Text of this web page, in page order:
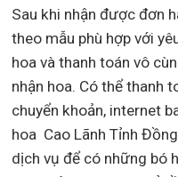
Sau khi nhận được đơn
theo mẫu phù hợp với
hoa và thanh toán vô
nhận hoa. Có thể thanh
chuyển khoản, internet
hoa Cao Lãnh Tỉnh
dịch vụ để có những bó